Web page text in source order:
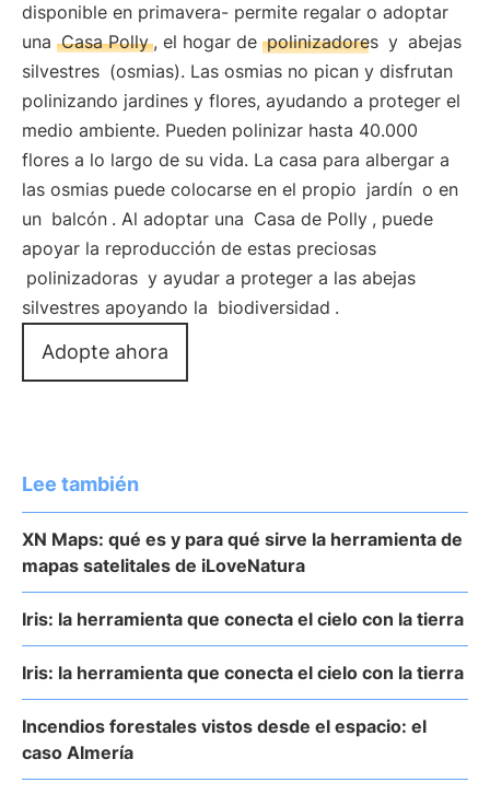
disponible en primavera- permite regalar o adoptar
una Casa Polly , el hogar de polinizadores y abejas
silvestres (osmias). Las osmias no pican y disfrutan
polinizando jardines y flores, ayudando a proteger el
medio ambiente. Pueden polinizar hasta 40.000
flores a lo largo de su vida. La casa para albergar a
las osmias puede colocarse en el propio jardín o en
un balcón . Al adoptar una Casa de Polly , puede
apoyar la reproducción de estas preciosas
polinizadoras y ayudar a proteger a las abejas
silvestres apoyando la biodiversidad .
Adopte ahora
Lee también
XN Maps: qué es y para qué sirve la herramienta de
mapas satelitales de iLoveNatura
Iris: la herramienta que conecta el cielo con la tierra
Iris: la herramienta que conecta el cielo con la tierra
Incendios forestales vistos desde el espacio: el
caso Almería